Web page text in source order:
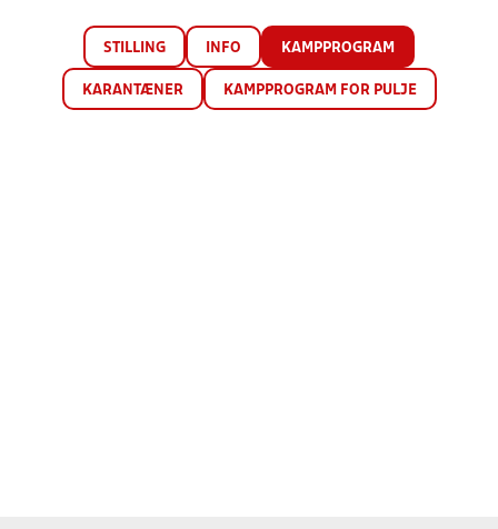
STILLING INFO KAMPPROGRAM
KARANTÆNER KAMPPROGRAM FOR PULJE